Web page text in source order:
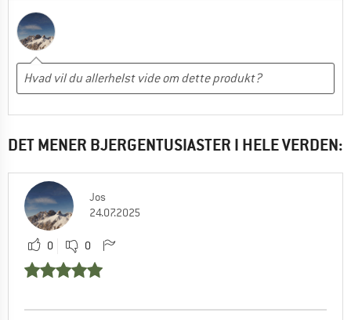
DET MENER BJERGENTUSIASTER I HELE VERDEN:
Jos
24.07.2025
0 0